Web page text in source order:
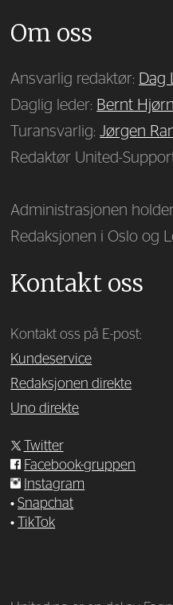
Om oss
Ansvarlig redaktør: Dag
Daglig leder: Bernt
Turansvarlig:Jørgen
Redaktør United-
Administrasjonen
Redaksjonen i Oslo og
Kontakt oss
Kontakt oss på E-post:
Kundeservice
Redaksjonen direkte
Uno direkte
Twitter
Facebook-gruppen
Instagram
•Snapchat
•
TikTok